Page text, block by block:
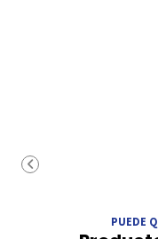
PUEDE